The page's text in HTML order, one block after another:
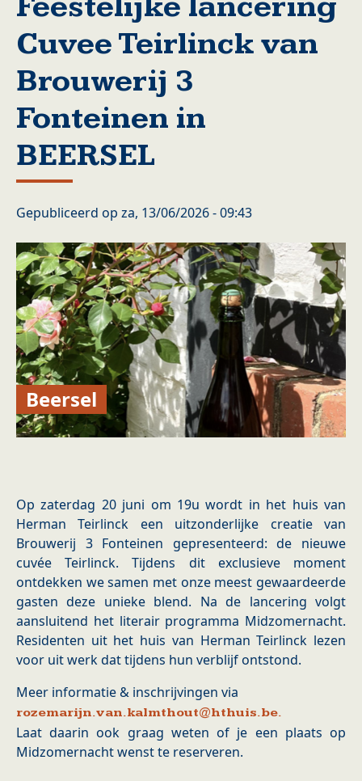
Cuvee Teirlinck van
Brouwerij 3
Fonteinen in
BEERSEL
Gepubliceerd op za, 13/06/2026 - 09:43
Beersel
Op zaterdag 20 juni om 19u wordt in het huis van
Herman Teirlinck een uitzonderlijke creatie van
Brouwerij 3 Fonteinen gepresenteerd: de nieuwe
cuvée Teirlinck. Tijdens dit exclusieve moment
ontdekken we samen met onze meest gewaardeerde
gasten deze unieke blend. Na de lancering volgt
aansluitend het literair programma Midzomernacht.
Residenten uit het huis van Herman Teirlinck lezen
voor uit werk dat tijdens hun verblijf ontstond.
Meer informatie & inschrijvingen via
rozemarijn.van.kalmthout@hthuis.be.
Laat daarin ook graag weten of je een plaats op
Midzomernacht wenst te reserveren.